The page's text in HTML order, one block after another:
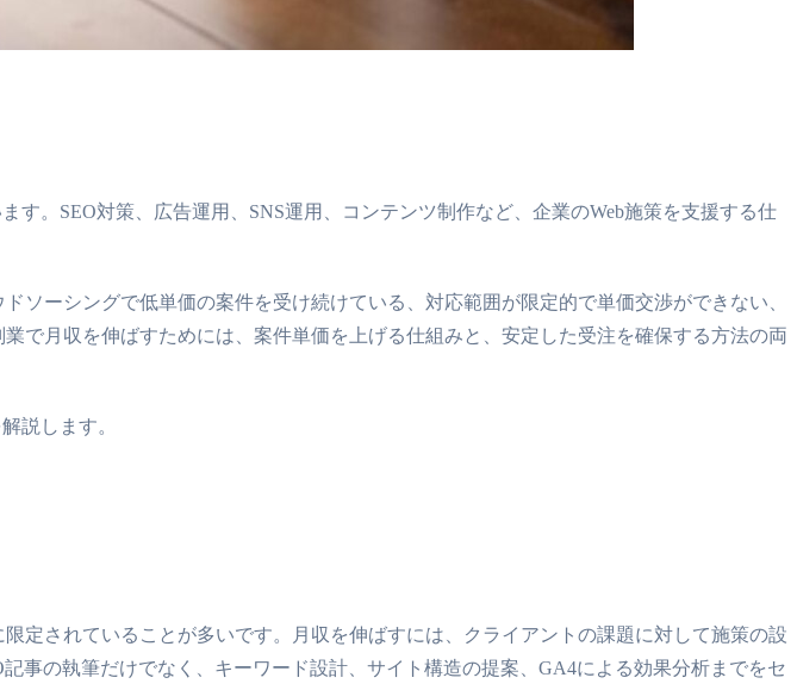
。SEO対策、広告運用、SNS運用、コンテンツ制作など、企業のWeb施策を支援する仕
ーシングで低単価の案件を受け続けている、対応範囲が限定的で単価交渉ができない、
で月収を伸ばすためには、案件単価を上げる仕組みと、安定した受注を確保する方法の両
説します。
定されていることが多いです。月収を伸ばすには、クライアントの課題に対して施策の設
事の執筆だけでなく、キーワード設計、サイト構造の提案、GA4による効果分析までをセ